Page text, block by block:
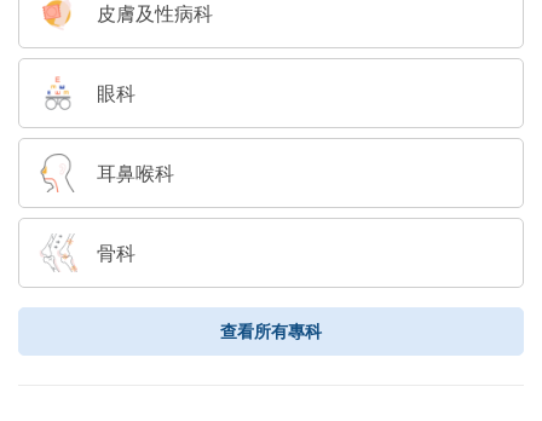
皮膚及性病科
眼科
耳鼻喉科
骨科
查看所有專科